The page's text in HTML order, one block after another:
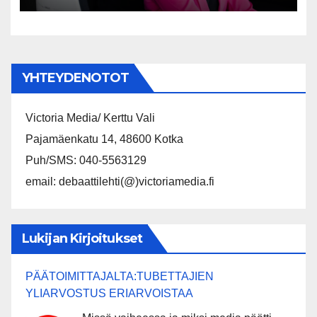
YHTEYDENOTOT
Victoria Media/ Kerttu Vali
Pajamäenkatu 14, 48600 Kotka
Puh/SMS: 040-5563129
email: debaattilehti(@)victoriamedia.fi
Lukijan Kirjoitukset
PÄÄTOIMITTAJALTA:TUBETTAJIEN
YLIARVOSTUS ERIARVOISTAA